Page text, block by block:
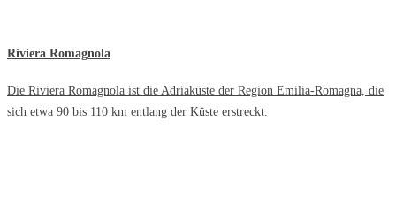
Riviera Romagnola
Die Riviera Romagnola ist die Adriaküste der Region Emilia-Romagna, die
sich etwa 90 bis 110 km entlang der Küste erstreckt.